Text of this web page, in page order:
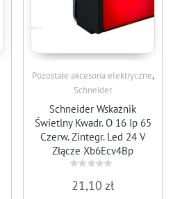
Pozostałe akcesoria elektryczne,
Schneider
Schneider Wskażnik
Świetlny Kwadr. O 16 Ip 65
Czerw. Zintegr. Led 24 V
Złącze Xb6Ecv4Bp
0
21,10zł